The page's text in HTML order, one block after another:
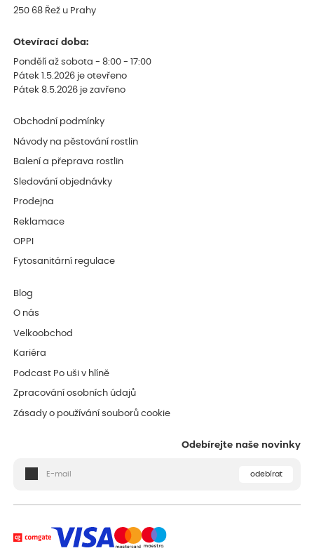
250 68 Řež u Prahy
Otevírací doba:
Pondělí až sobota - 8:00 - 17:00
Pátek 1.5.2026 je otevřeno
Pátek 8.5.2026 je zavřeno
Obchodní podmínky
Návody na pěstování rostlin
Balení a přeprava rostlin
Sledování objednávky
Prodejna
Reklamace
OPPI
Fytosanitární regulace
Blog
O nás
Velkoobchod
Kariéra
Podcast Po uši v hlíně
Zpracování osobních údajů
Zásady o používání souborů cookie
Odebírejte naše novinky
odebírat